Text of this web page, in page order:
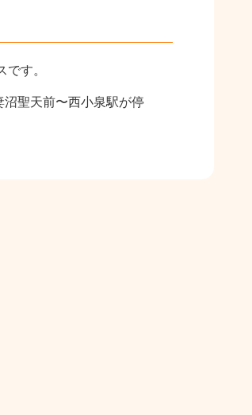
す。
聖天前〜西小泉駅が停